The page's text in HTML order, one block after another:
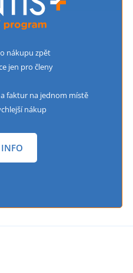
nákupu zpět
jen pro členy
faktur na jednom místě
nákup